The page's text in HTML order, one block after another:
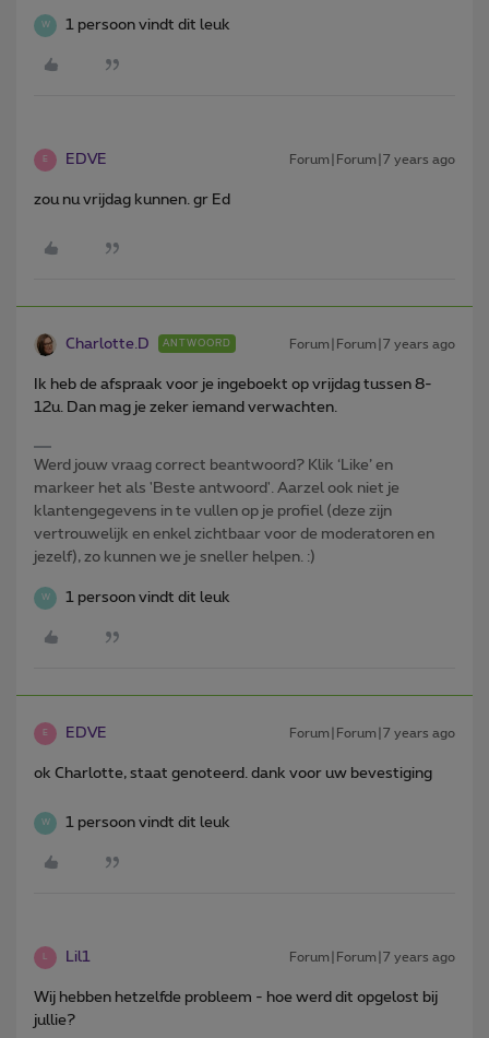
W 1 persoon vindt dit leuk
E EDVE Forum|Forum|7 years ago
zou nu vrijdag kunnen. gr Ed
Charlotte.D ANTWOORD Forum|Forum|7 years ago
Ik heb de afspraak voor je ingeboekt op vrijdag tussen 8-
12u. Dan mag je zeker iemand verwachten.
Werd jouw vraag correct beantwoord? Klik ‘Like’ en
markeer het als 'Beste antwoord'. Aarzel ook niet je
klantengegevens in te vullen op je profiel (deze zijn
vertrouwelijk en enkel zichtbaar voor de moderatoren en
jezelf), zo kunnen we je sneller helpen. :)
W 1 persoon vindt dit leuk
E EDVE Forum|Forum|7 years ago
ok Charlotte, staat genoteerd. dank voor uw bevestiging
W 1 persoon vindt dit leuk
L Lil1 Forum|Forum|7 years ago
Wij hebben hetzelfde probleem - hoe werd dit opgelost bij
jullie?